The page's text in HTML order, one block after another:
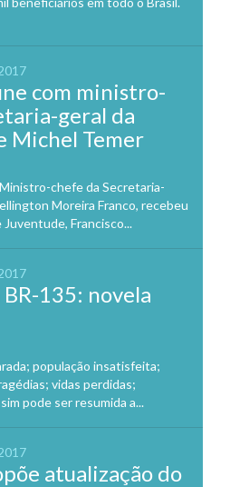
com ministro-
geral da
Michel Temer
chefe da Secretaria-
Moreira Franco, recebeu
Francisco...
135: novela
população insatisfeita;
vidas perdidas;
pode ser resumida a...
atualização do